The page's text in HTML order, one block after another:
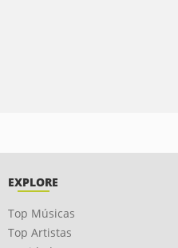
EXPLORE
Top Músicas
Top Artistas